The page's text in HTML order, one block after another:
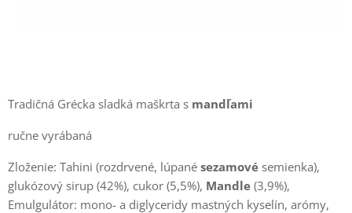
Tradičná Grécka sladká maškrta s mandľami
ručne vyrábaná
Zloženie: Tahini (rozdrvené, lúpané sezamové semienka),
glukózový sirup (42%), cukor (5,5%), Mandle (3,9%),
Emulgulátor: mono- a diglyceridy mastných kyselín, arómy,